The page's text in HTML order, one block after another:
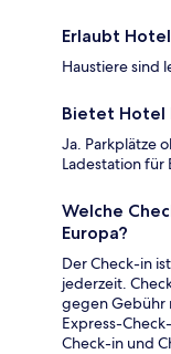
Erlaubt
Haustiere sind
Bietet Hotel
Ja. Parkplätze
Ladestation für
Welche
Europa?
Der Check-in
jederzeit.
gegen Gebühr
Express-
Check-in und